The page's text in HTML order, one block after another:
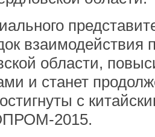
взаимодействия
области,
и станет
с
2015.